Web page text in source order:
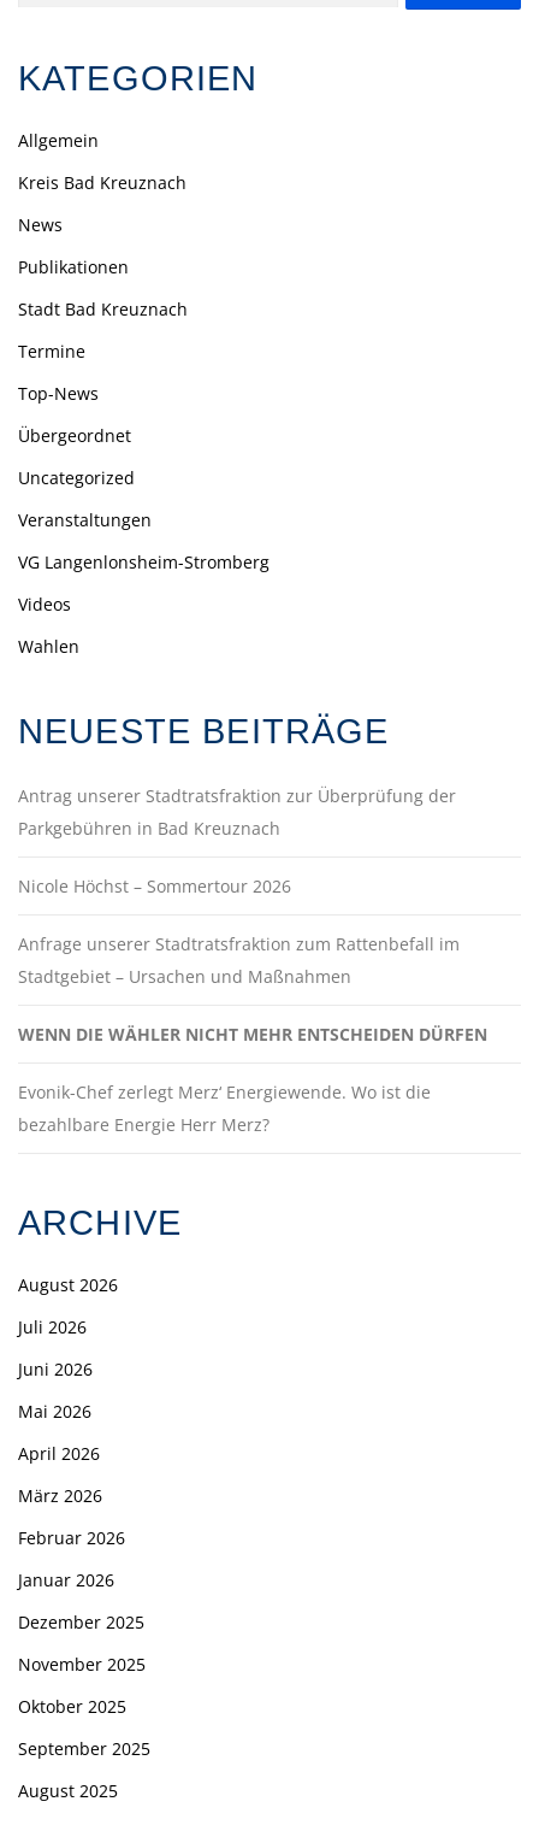
KATEGORIEN
Allgemein
Kreis Bad Kreuznach
News
Publikationen
Stadt Bad Kreuznach
Termine
Top-News
Übergeordnet
Uncategorized
Veranstaltungen
VG Langenlonsheim-Stromberg
Videos
Wahlen
NEUESTE BEITRÄGE
Antrag unserer Stadtratsfraktion zur Überprüfung der
Parkgebühren in Bad Kreuznach
Nicole Höchst – Sommertour 2026
Anfrage unserer Stadtratsfraktion zum Rattenbefall im
Stadtgebiet – Ursachen und Maßnahmen
WENN DIE WÄHLER NICHT MEHR ENTSCHEIDEN DÜRFEN
Evonik-Chef zerlegt Merz‘ Energiewende. Wo ist die
bezahlbare Energie Herr Merz?
ARCHIVE
August 2026
Juli 2026
Juni 2026
Mai 2026
April 2026
März 2026
Februar 2026
Januar 2026
Dezember 2025
November 2025
Oktober 2025
September 2025
August 2025